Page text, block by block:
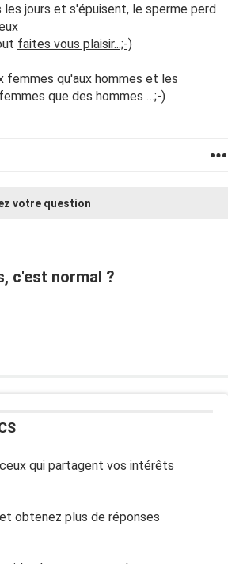
jours et s'épuisent, le sperme perd
faites vous plaisir...;-)
femmes qu'aux hommes et les
que des hommes …;-)
votre question
c'est normal ?
qui partagent vos intérêts
obtenez plus de réponses